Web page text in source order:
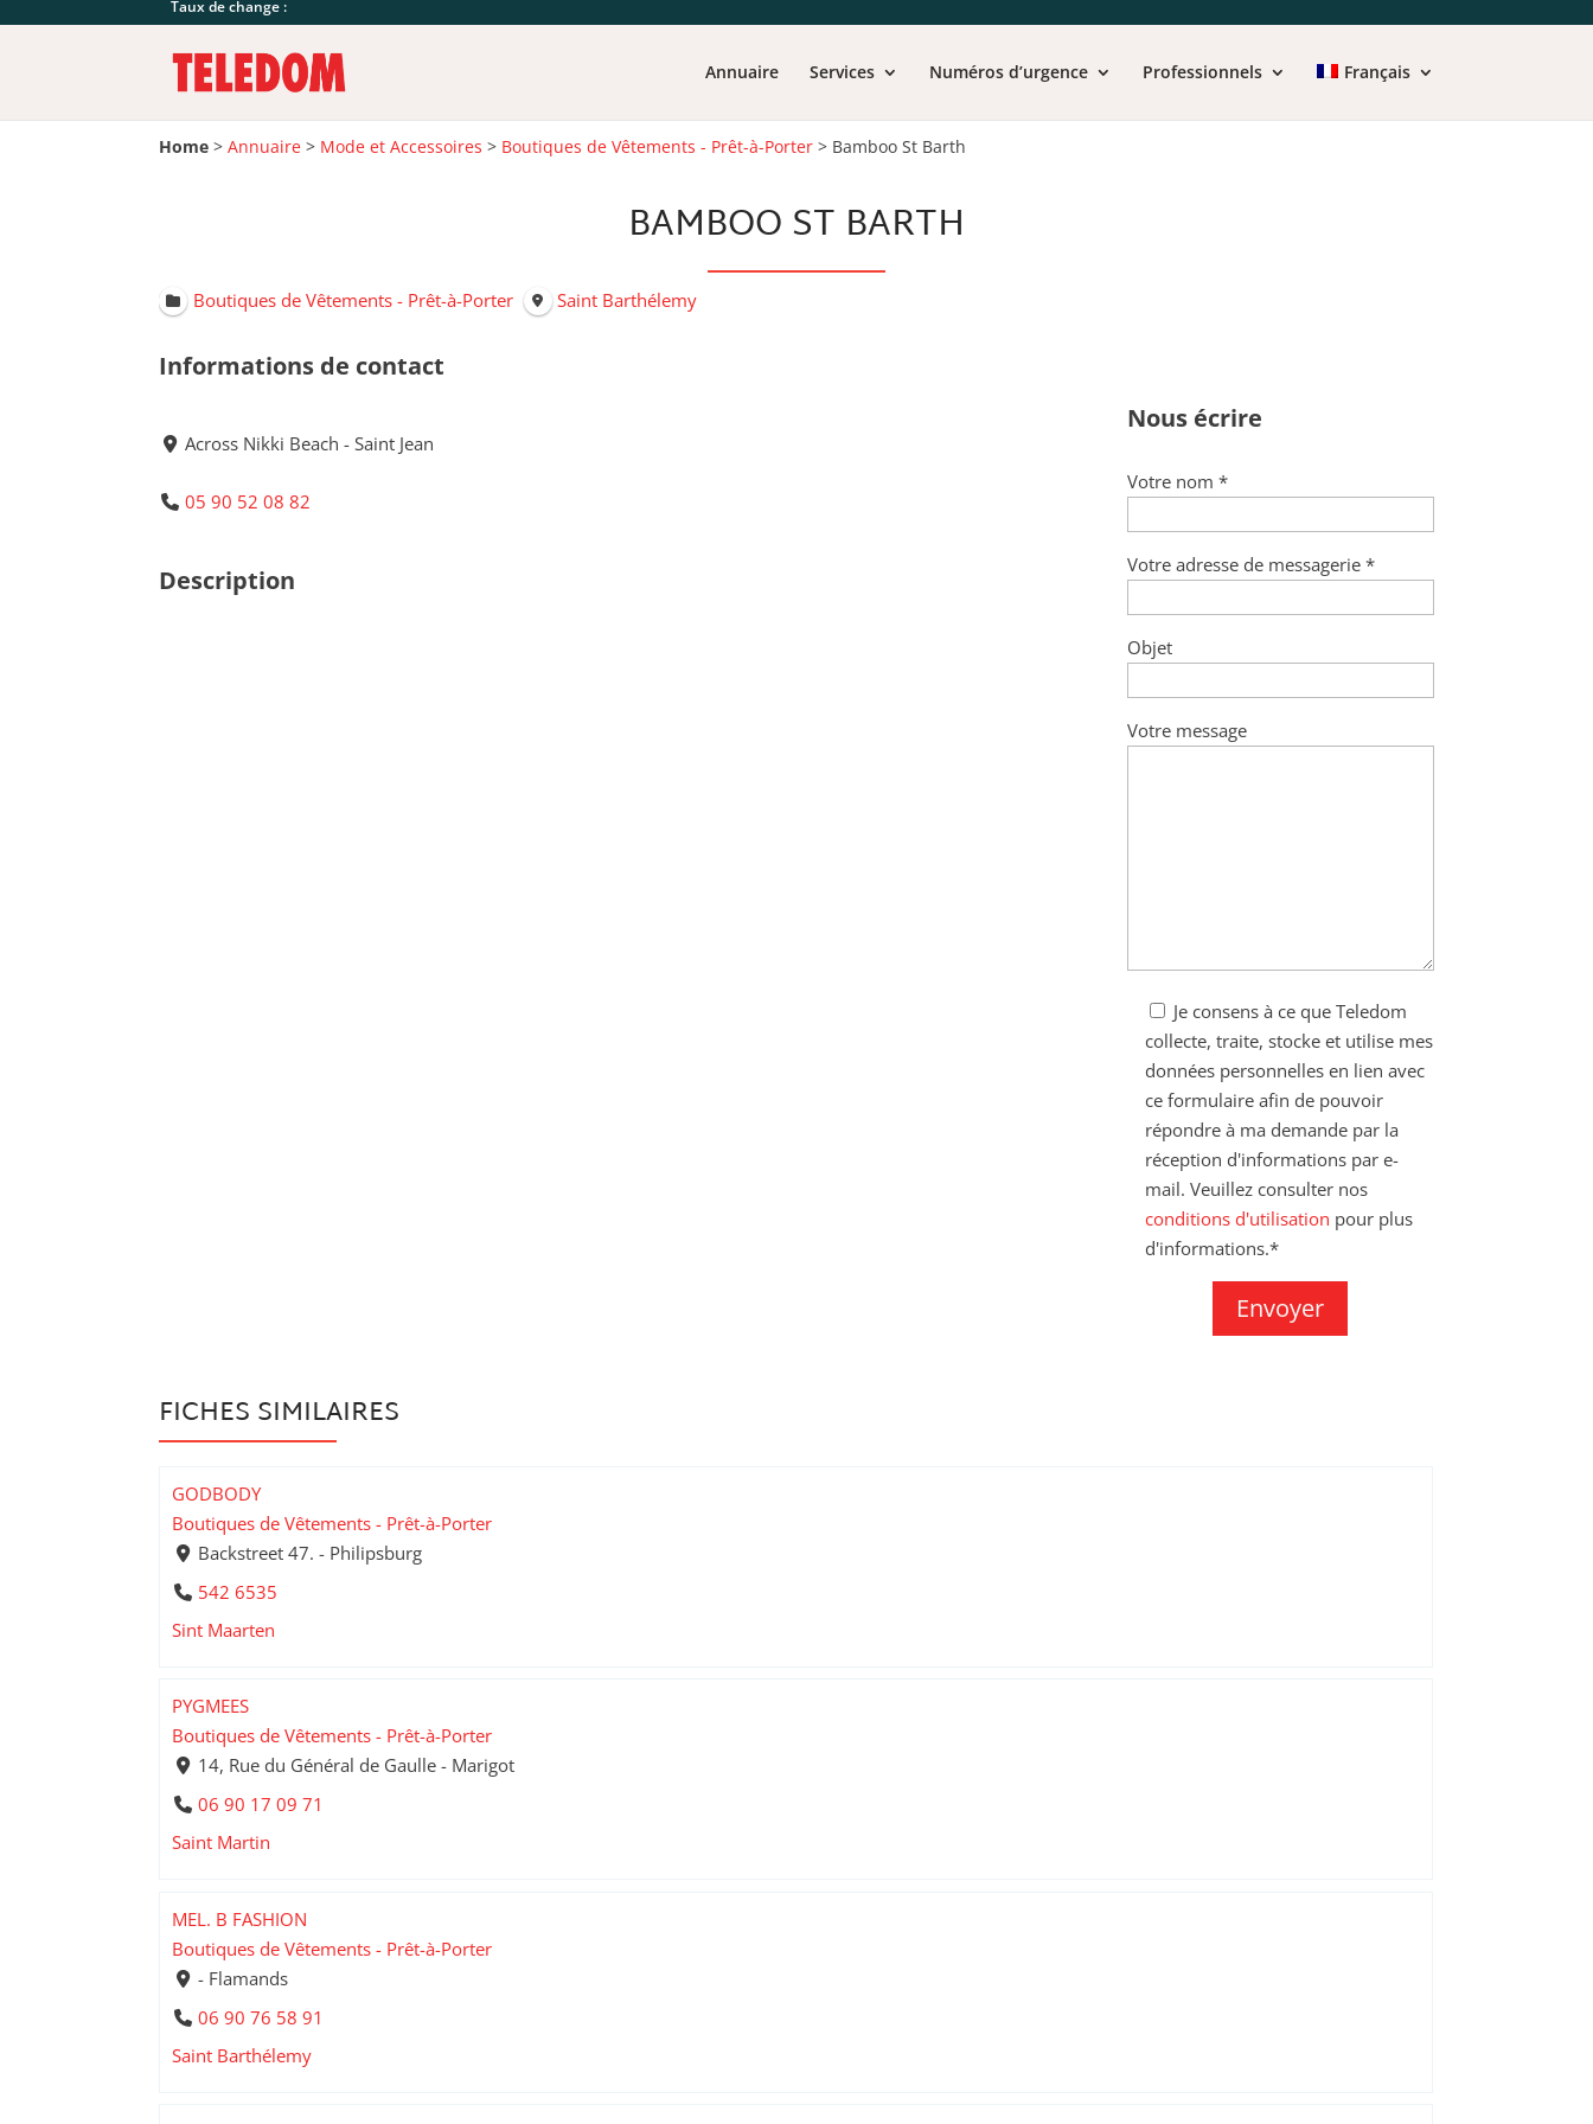
Taux de change :
Annuaire Services Numéros d’urgence Professionnels Français
Home >Annuaire > Mode et Accessoires > Boutiques de Vêtements - Prêt-à-Porter > Bamboo St Barth
BAMBOO ST BARTH
Boutiques de Vêtements - Prêt-à-Porter Saint Barthélemy
Informations de contact
Across Nikki Beach - Saint Jean
05 90 52 08 82
Description
Nous écrire
Votre nom *
Votre adresse de messagerie *
Objet
Votre message
Je consens à ce que Teledom
collecte, traite, stocke et utilise mes
données personnelles en lien avec
ce formulaire afin de pouvoir
répondre à ma demande par la
réception d'informations par e-
mail. Veuillez consulter nos
conditions d'utilisation pour plus
d'informations.*
FICHES SIMILAIRES
GODBODY
Boutiques de Vêtements - Prêt-à-Porter
Backstreet 47. - Philipsburg
542 6535
Sint Maarten
PYGMEES
Boutiques de Vêtements - Prêt-à-Porter
14, Rue du Général de Gaulle - Marigot
06 90 17 09 71
Saint Martin
MEL. B FASHION
Boutiques de Vêtements - Prêt-à-Porter
- Flamands
06 90 76 58 91
Saint Barthélemy